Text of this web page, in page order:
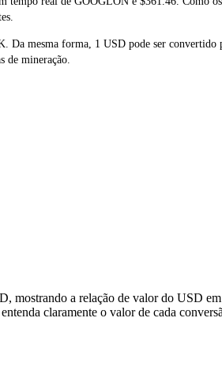
mesma forma, 1 USD pode ser
de mineração.
a relação de valor do USD
claramente o valor de cada